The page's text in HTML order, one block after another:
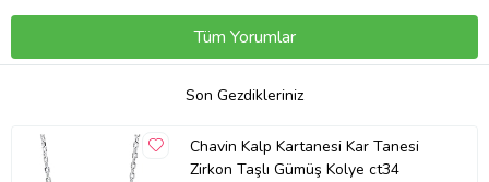
Tüm Yorumlar
Son Gezdikleriniz
Chavin Kalp Kartanesi Kar Tanesi
Zirkon Taşlı Gümüş Kolye ct34